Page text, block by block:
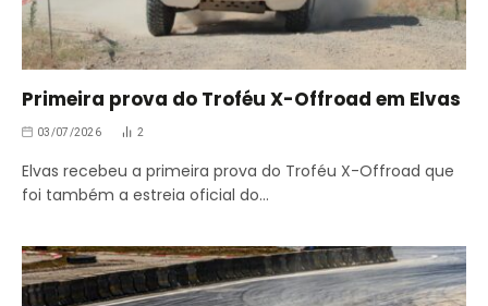
Primeira prova do Troféu X-Offroad em Elvas
03/07/2026 2
Elvas recebeu a primeira prova do Troféu X-Offroad que
foi também a estreia oficial do…